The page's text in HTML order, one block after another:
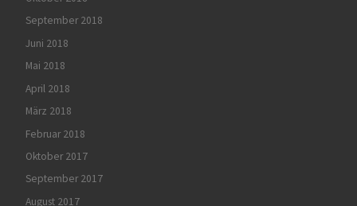
September 2018
Juni 2018
Mai 2018
April 2018
März 2018
Februar 2018
Oktober 2017
September 2017
August 2017